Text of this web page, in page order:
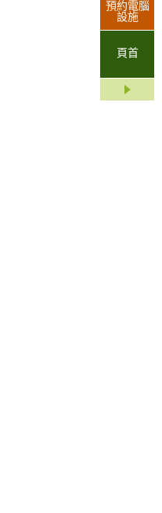
預約電腦
設施
頁首